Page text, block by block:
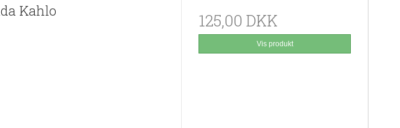
Kahlo 125,00 DKK
Vis produkt